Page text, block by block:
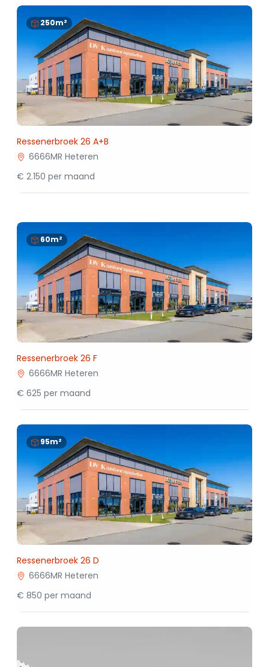
250m²
Ressenerbroek 26 A+B
6666MR Heteren
€ 2.150 per maand
60m²
Ressenerbroek 26 F
6666MR Heteren
€ 625 per maand
95m²
Ressenerbroek 26 D
6666MR Heteren
€ 850 per maand